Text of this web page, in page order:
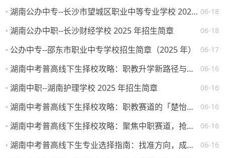
06-18
湖南公办中专--长沙市望城区职业中等专业学校 2025 年招生简章
06-18
湖南公办中职--长沙财经学校 2025 年招生简章
06-17
公办中专--邵东市职业中专学校招生简章（2025 年）
06-16
湖南中考普高线下生择校攻略：职教升学新路径与热门院校解析
06-16
湖南中职--湖南护理学校 2025 年招生简章
06-16
湖南中考普高线下生择校攻略：职教赛道的「楚怡」机遇与突围路径
06-16
湖南中考普高线下生择校攻略：聚焦中职赛道，抢占升学就业先机
06-16
湖南中考普高线下生专业选择指南：找准方向，成就未来